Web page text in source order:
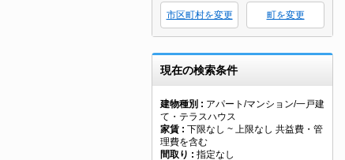
市区町村を変更 町を変更
現在の検索条件
建物種別
アパート/マンション/一戸建
て・テラスハウス
家賃
下限なし ~ 上限なし 共益費・管
理費を含む
間取り
指定なし